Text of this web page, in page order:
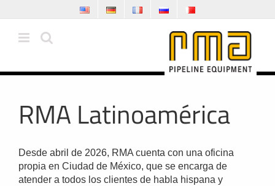
to
content
RMA Latinoamérica
Desde abril de 2026, RMA cuenta con una oficina
propia en Ciudad de México, que se encarga de
atender a todos los clientes de habla hispana y